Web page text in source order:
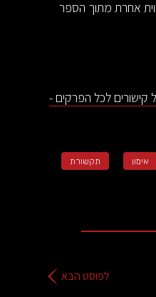
אחרת מתוך הספר
קישורים לכל הפרקים -
אימון תקשורת
לפוסט הבא